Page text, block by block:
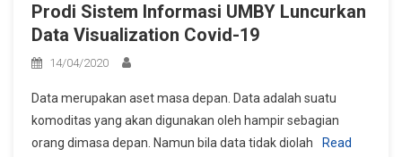
Prodi Sistem Informasi UMBY Luncurkan
Data Visualization Covid-19
14/04/2020
Data merupakan aset masa depan. Data adalah suatu
komoditas yang akan digunakan oleh hampir sebagian
orang dimasa depan. Namun bila data tidak diolah
Read